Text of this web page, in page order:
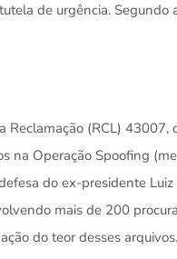
de urgência.
(RCL)
na Operação Spoofing
do ex-presidente
mais de 200
do teor desses arquivos.